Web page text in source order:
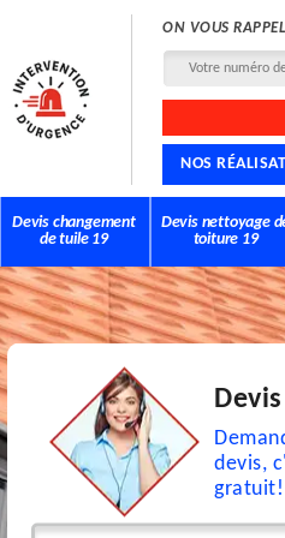
ON VOUS
NOS
Devis changement
de tuile 19
Devis nettoyage
toiture 19
devis,
gratuit!